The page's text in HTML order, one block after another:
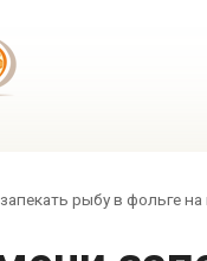
рыбу в фольге на